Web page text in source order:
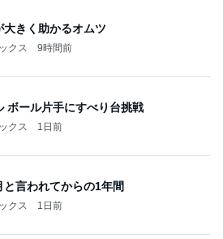
大きく助かるオムツ
クス 9時間前
ボール片手にすべり台挑戦
クス 1日前
と言われてからの1年間
クス 1日前